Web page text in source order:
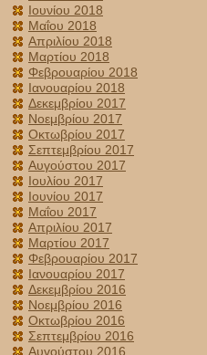
Ιουνίου 2018
Μαΐου 2018
Απριλίου 2018
Μαρτίου 2018
Φεβρουαρίου 2018
Ιανουαρίου 2018
Δεκεμβρίου 2017
Νοεμβρίου 2017
Οκτωβρίου 2017
Σεπτεμβρίου 2017
Αυγούστου 2017
Ιουλίου 2017
Ιουνίου 2017
Μαΐου 2017
Απριλίου 2017
Μαρτίου 2017
Φεβρουαρίου 2017
Ιανουαρίου 2017
Δεκεμβρίου 2016
Νοεμβρίου 2016
Οκτωβρίου 2016
Σεπτεμβρίου 2016
Αυγούστου 2016